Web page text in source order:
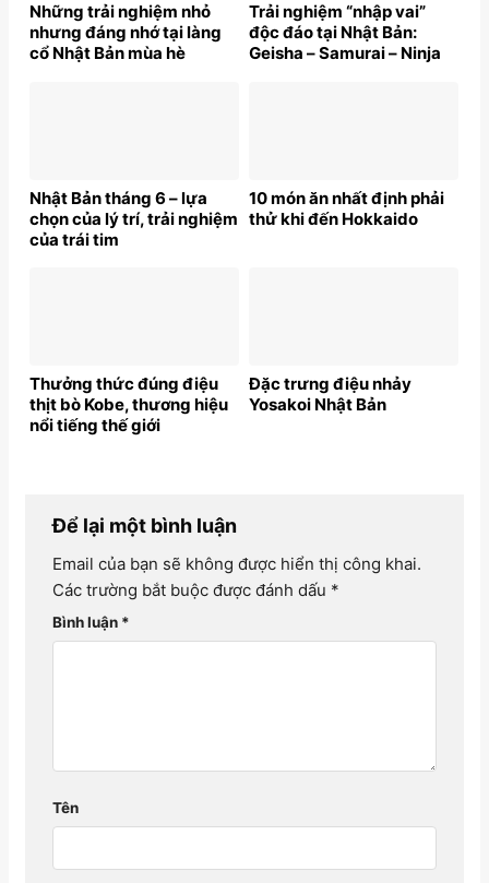
Những trải nghiệm nhỏ
nhưng đáng nhớ tại làng
cổ Nhật Bản mùa hè
Trải nghiệm “nhập vai”
độc đáo tại Nhật Bản:
Geisha – Samurai – Ninja
Nhật Bản tháng 6 – lựa
chọn của lý trí, trải nghiệm
của trái tim
10 món ăn nhất định phải
thử khi đến Hokkaido
Thưởng thức đúng điệu
thịt bò Kobe, thương hiệu
nổi tiếng thế giới
Đặc trưng điệu nhảy
Yosakoi Nhật Bản
Để lại một bình luận
Email của bạn sẽ không được hiển thị công khai.
Các trường bắt buộc được đánh dấu *
Bình luận *
Tên